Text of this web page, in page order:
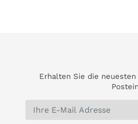
Erhalten Sie die